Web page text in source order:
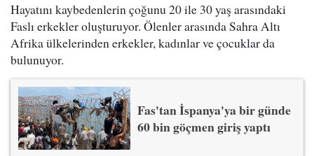
Hayatını kaybedenlerin çoğunu 20 ile 30 yaş arasındaki
Faslı erkekler oluşturuyor. Ölenler arasında Sahra Altı
Afrika ülkelerinden erkekler, kadınlar ve çocuklar da
bulunuyor.
Fas'tan İspanya'ya bir günde
60 bin göçmen giriş yaptı